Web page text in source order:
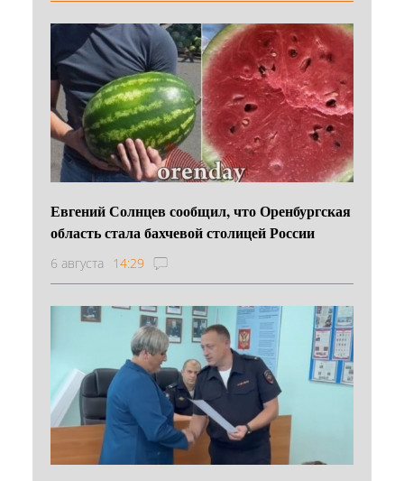
Евгений Солнцев сообщил, что Оренбургская
область стала бахчевой столицей России
6 августа 14:29